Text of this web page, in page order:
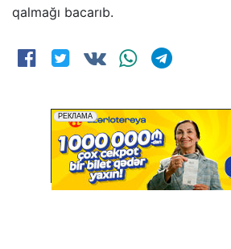
qalmağı bacarıb.